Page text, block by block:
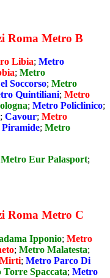
Roma Metro B
Libia; Metro
; Metro
Soccorso; Metro
Quintiliani; Metro
; Metro Policlinico;
; Cavour; Metro
; Metro
Metro Eur Palasport;
Roma Metro C
Ipponio; Metro
; Metro Malatesta;
; Metro Parco Di
Torre Spaccata; Metro